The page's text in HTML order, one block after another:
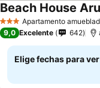
3 EstrellasApartamento
Beach House
9,0 Excelente 642
Elige fechas para